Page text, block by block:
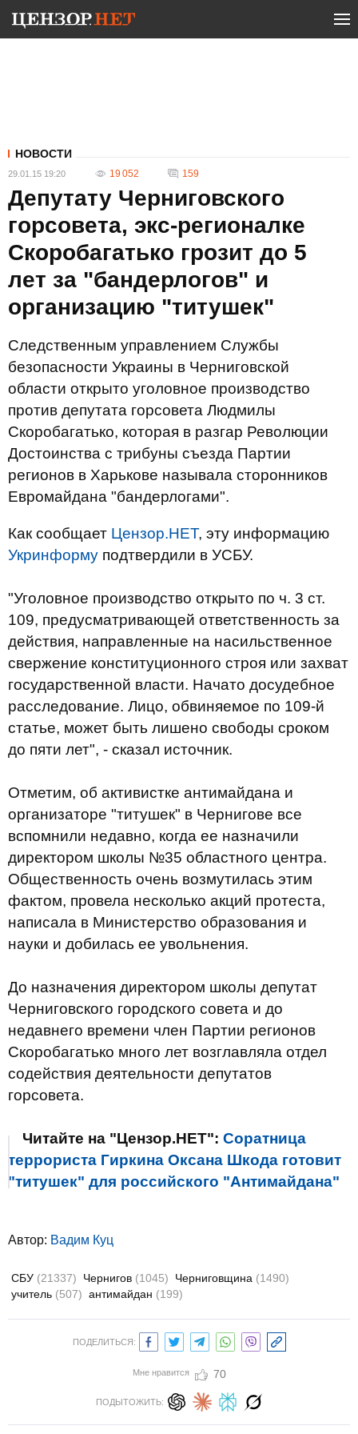
НОВОСТИ
29.01.15 19:20 19 052 159
Депутату Черниговского
горсовета, экс-регионалке
Скоробагатько грозит до 5
лет за "бандерлогов" и
организацию "титушек"
Следственным управлением Службы
безопасности Украины в Черниговской
области открыто уголовное производство
против депутата горсовета Людмилы
Скоробагатько, которая в разгар Революции
Достоинства с трибуны съезда Партии
регионов в Харькове называла сторонников
Евромайдана "бандерлогами".
Как сообщает Цензор.НЕТ, эту информацию
Укринформу подтвердили в УСБУ.
"Уголовное производство открыто по ч. 3 ст.
109, предусматривающей ответственность за
действия, направленные на насильственное
свержение конституционного строя или захват
государственной власти. Начато досудебное
расследование. Лицо, обвиняемое по 109-й
статье, может быть лишено свободы сроком
до пяти лет", - сказал источник.
Отметим, об активистке антимайдана и
организаторе "титушек" в Чернигове все
вспомнили недавно, когда ее назначили
директором школы №35 областного центра.
Общественность очень возмутилась этим
фактом, провела несколько акций протеста,
написала в Министерство образования и
науки и добилась ее увольнения.
До назначения директором школы депутат
Черниговского городского совета и до
недавнего времени член Партии регионов
Скоробагатько много лет возглавляла отдел
содействия деятельности депутатов
горсовета.
Читайте на "Цензор.НЕТ": Соратница
террориста Гиркина Оксана Шкода готовит
"титушек" для российского "Антимайдана"
Автор: Вадим Куц
СБУ (21337) Чернигов (1045) Черниговщина (1490)
учитель (507) антимайдан (199)
ПОДЕЛИТЬСЯ:
Мне нравится 70
ПОДЫТОЖИТЬ: